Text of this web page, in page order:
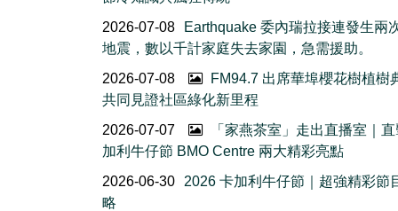
2026-07-08
Earthquake 委內瑞拉接連發生兩
地震，數以千計家庭失去家園，急需援助。
2026-07-08
FM94.7 出席華埠櫻花樹植
共同見證社區綠化新里程
2026-07-07
「家燕茶室」走出直播室｜
加利牛仔節 BMO Centre 兩大精彩亮點
2026-06-30
2026 卡加利牛仔節｜超強精彩節
略